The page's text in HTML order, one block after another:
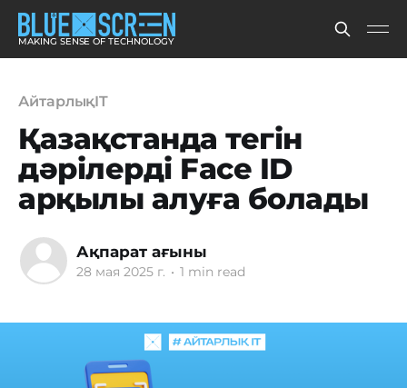
MAKING SENSE OF TECHNOLOGY
АйтарлықIT
Қазақстанда тегін
дәрілерді Face ID
арқылы алуға болады
Ақпарат ағыны
28 мая 2025 г. • 1 min read